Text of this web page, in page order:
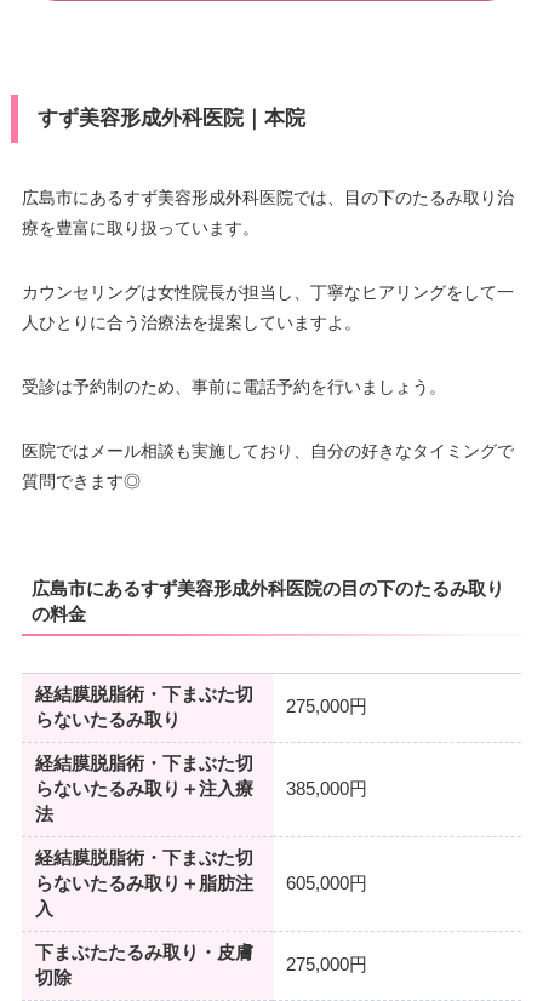
すず美容形成外科医院｜本院
広島市にあるすず美容形成外科医院では、目の下のたるみ取り治
療を豊富に取り扱っています。
カウンセリングは女性院長が担当し、丁寧なヒアリングをして一
人ひとりに合う治療法を提案していますよ。
受診は予約制のため、事前に電話予約を行いましょう。
医院ではメール相談も実施しており、自分の好きなタイミングで
質問できます◎
広島市にあるすず美容形成外科医院の目の下のたるみ取り
の料金
経結膜脱脂術・下まぶた切
らないたるみ取り
275,000円
経結膜脱脂術・下まぶた切
らないたるみ取り＋注入療
法
385,000円
経結膜脱脂術・下まぶた切
らないたるみ取り＋脂肪注
入
605,000円
下まぶたたるみ取り・皮膚
切除
275,000円